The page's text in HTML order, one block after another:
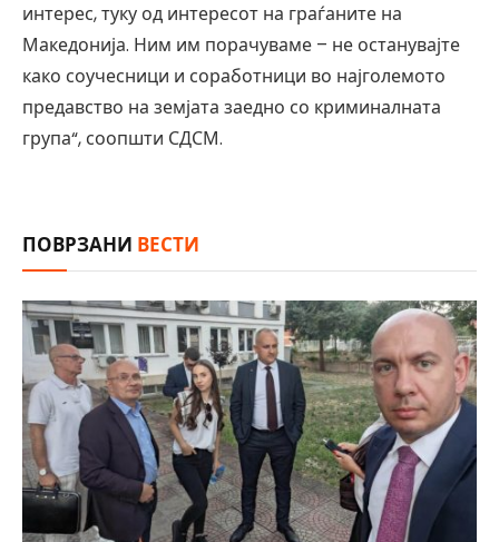
интерес, туку од интересот на граѓаните на
Македонија. Ним им порачуваме – не останувајте
како соучесници и соработници во најголемото
предавство на земјата заедно со криминалната
група“, соопшти СДСМ.
ПОВРЗАНИ ВЕСТИ